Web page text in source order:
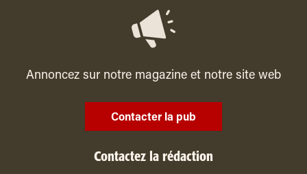
Annoncez sur notre magazine et notre site web
Contacter la pub
Contactez la rédaction